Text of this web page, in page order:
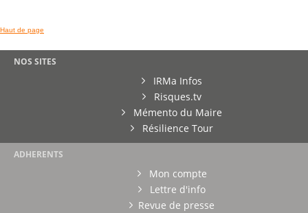
Haut de page
NOS SITES
IRMa Infos
Risques.tv
Mémento du Maire
Résilience Tour
ADHERENTS
Mon compte
Lettre d'info
Revue de presse